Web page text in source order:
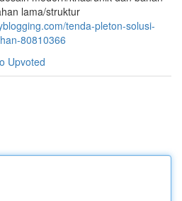
lama/struktur
tenda-pleton-solusi-
80810366
Upvoted